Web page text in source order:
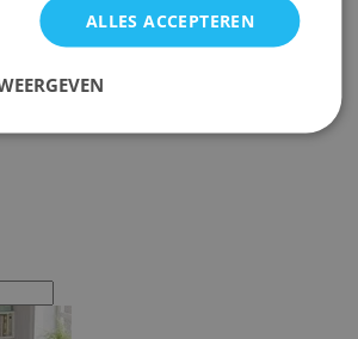
ALLES ACCEPTEREN